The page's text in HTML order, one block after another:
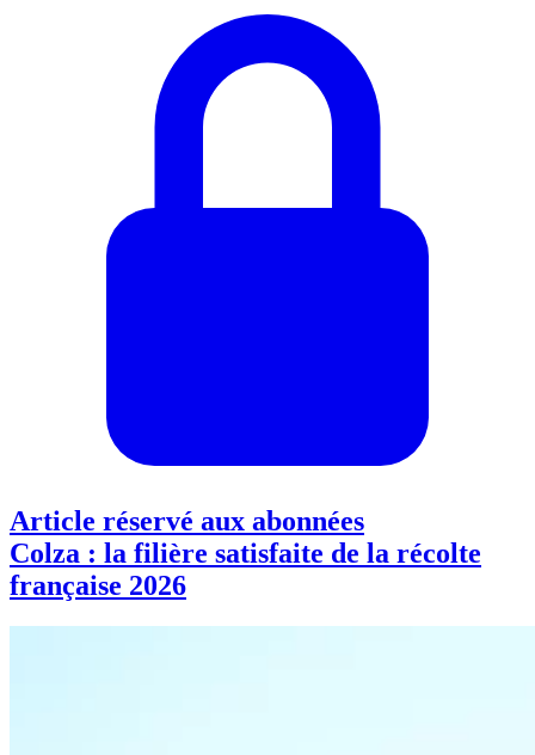
Article réservé aux abonnées
Colza : la filière satisfaite de la récolte
française 2026